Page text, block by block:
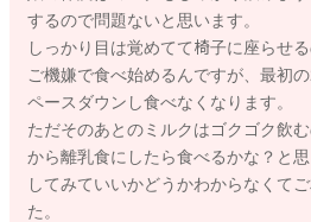
です。
よろしくお願いします。
するので問題ないと思います。
しっかり目は覚めてて椅子に座らせ
ご機嫌で食べ始めるんですが、最初
ペースダウンし食べなくなります。
ただそのあとのミルクはゴクゴク飲
から離乳食にしたら食べるかな？と
してみていいかどうかわからなくて
た。